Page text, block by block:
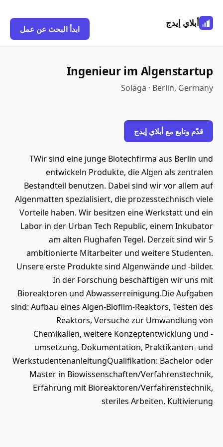
أبلاي إيدج
ابدأ البحث عن عمل
Ingenieur im Algenstartup
Solaga · Berlin, Germany
قدّم وتابع مع أبلاي إيدج
TWir sind eine junge Biotechfirma aus Berlin und
entwickeln Produkte, die Algen als zentralen
Bestandteil benutzen. Dabei sind wir vor allem auf
Algenmatten spezialisiert, die prozesstechnisch viele
Vorteile haben. Wir besitzen eine Werkstatt und ein
Labor in der Urban Tech Republic, einem Inkubator
am alten Flughafen Tegel. Derzeit sind wir 5
ambitionierte Mitarbeiter und weitere Studenten.
Unsere erste Produkte sind Algenwände und -bilder.
In der Forschung beschäftigen wir uns mit
Bioreaktoren und Abwasserreinigung.Die Aufgaben
sind: Aufbau eines Algen-Biofilm-Reaktors, Testen des
Reaktors, Versuche zur Umwandlung von
Chemikalien, weitere Konzeptentwicklung und -
umsetzung, Dokumentation, Praktikanten- und
WerkstudentenanleitungQualifikation: Bachelor oder
Master in Biowissenschaften/Verfahrenstechnik,
Erfahrung mit Bioreaktoren/Verfahrenstechnik,
steriles Arbeiten, Kultivierung